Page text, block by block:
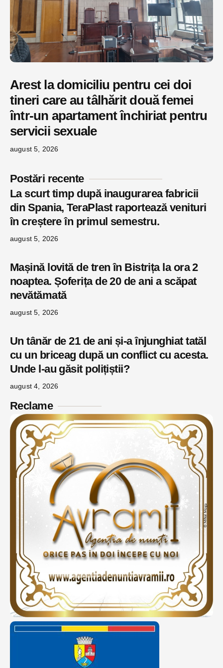
Arest la domiciliu pentru cei doi
tineri care au tâlhărit două femei
într-un apartament închiriat pentru
servicii sexuale
august 5, 2026
Postări recente
La scurt timp după inaugurarea fabricii
din Spania, TeraPlast raportează venituri
în creștere în primul semestru.
august 5, 2026
Mașină lovită de tren în Bistrița la ora 2
noaptea. Șoferița de 20 de ani a scăpat
nevătămată
august 5, 2026
Un tânăr de 21 de ani și-a înjunghiat tatăl
cu un briceag după un conflict cu acesta.
Unde l-au găsit polițiștii?
august 4, 2026
Reclame